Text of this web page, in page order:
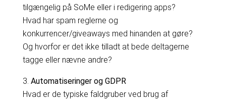
tilgængelig på SoMe eller i redigering apps?
Hvad har spam reglerne og
konkurrencer/giveaways med hinanden at gøre?
Og hvorfor er det ikke tilladt at bede deltagerne
tagge eller nævne andre?
Automatiseringer og GDPR
Hvad er de typiske faldgruber ved brug af